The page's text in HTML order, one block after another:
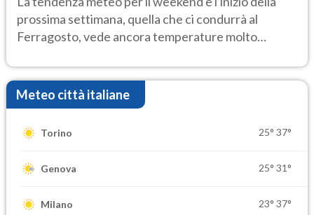
prossima settimana, quella che ci condurrà al
Ferragosto, vede ancora temperature molto
Meteo città italiane
Torino 25° 37°
Genova 25° 31°
Milano 23° 37°